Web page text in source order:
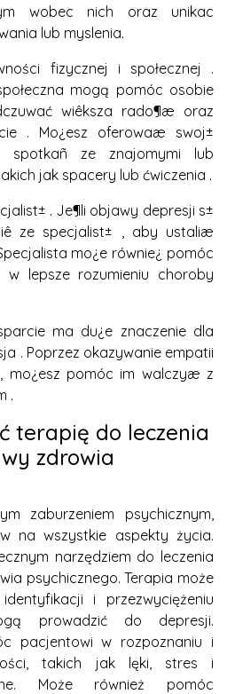
wobec nich oraz unikac
lub myslenia.
fizycznej i społecznej .
mogą pomóc osobie
wiêksza rado¶æ oraz
. Mo¿esz oferowaæ swoj±
spotkañ ze znajomymi lub
jak spacery lub ćwiczenia .
. Je¶li objawy depresji s±
ze specjalist± , aby ustaliæ
mo¿e równie¿ pomóc
w lepsze rozumieniu choroby
ma du¿e znaczenie dla
. Poprzez okazywanie empatii
mo¿esz pomóc im walczyæ z
.
terapię do leczenia
zdrowia
zaburzeniem psychicznym,
na wszystkie aspekty życia.
narzędziem do leczenia
psychicznego. Terapia może
i przezwyciężeniu
prowadzić do depresji.
pacjentowi w rozpoznaniu i
takich jak lęki, stres i
Może również pomóc